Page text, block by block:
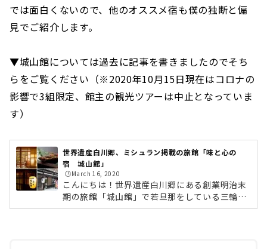
では面白くないので、他のオススメ宿も僕の独断と偏
見でご紹介します。
▼城山館については過去に記事を書きましたのでそち
らをご覧ください（※2020年10月15日現在はコロナの
影響で3組限定、館主の観光ツアーは中止となっていま
す）
世界遺産白川郷、ミシュラン掲載の旅館「味と心の
宿 城山館」
🕒️March 16, 2020
こんにちは！世界遺産白川郷にある創業明治末
期の旅館「城山館」で若旦那をしている三輪了
です。雪が少ない冬でしたが一年で一番の繁忙